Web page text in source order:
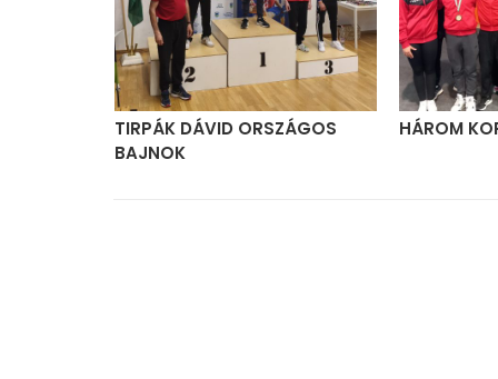
TIRPÁK DÁVID ORSZÁGOS
BAJNOK
HÁROM